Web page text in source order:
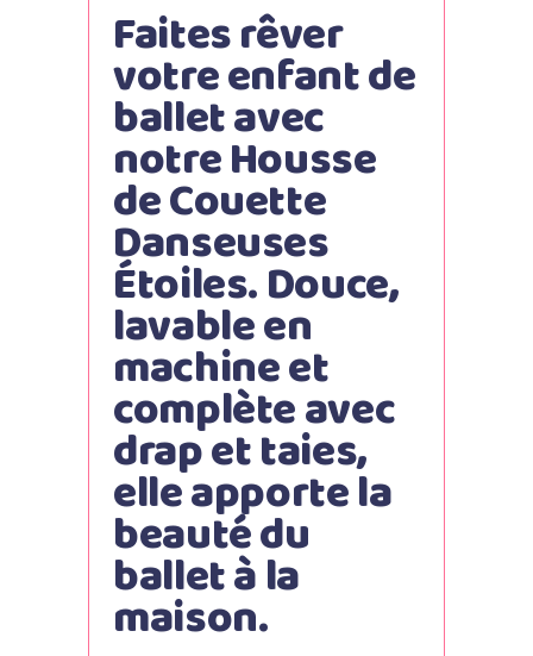
Faites rêver
votre enfant de
ballet avec
notre Housse
de Couette
Danseuses
Étoiles. Douce,
lavable en
machine et
complète avec
drap et taies,
elle apporte la
beauté du
ballet à la
maison.